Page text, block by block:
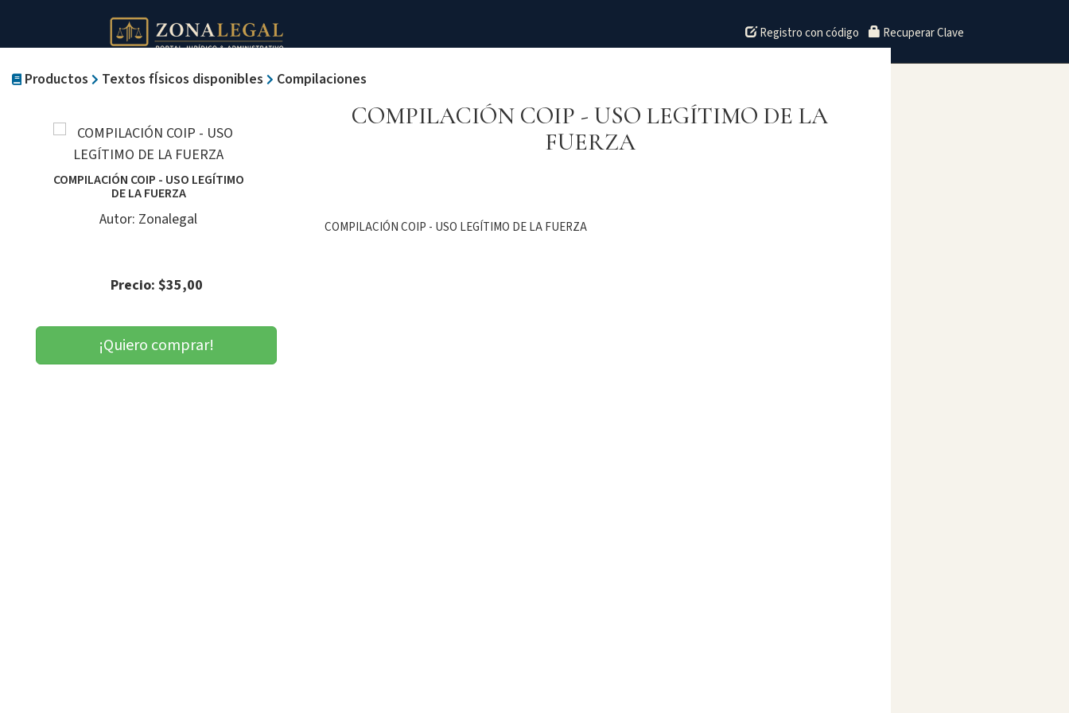
Registro con código Recuperar Clave
Productos Textos fÍsicos disponibles Compilaciones
COMPILACIÓN COIP - USO LEGÍTIMO
DE LA FUERZA
Autor: Zonalegal
Precio: $35,00
¡Quiero comprar!
COMPILACIÓN COIP - USO LEGÍTIMO DE LA
FUERZA
COMPILACIÓN COIP - USO LEGÍTIMO DE LA FUERZA